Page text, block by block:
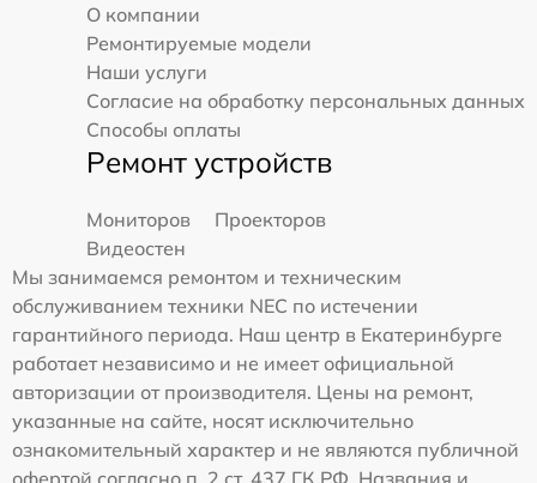
О компании
Ремонтируемые модели
Наши услуги
Согласие на обработку персональных данных
Способы оплаты
Ремонт устройств
Мониторов
Проекторов
Видеостен
Мы занимаемся ремонтом и техническим
обслуживанием техники NEC по истечении
гарантийного периода. Наш центр в Екатеринбурге
работает независимо и не имеет официальной
авторизации от производителя. Цены на ремонт,
указанные на сайте, носят исключительно
ознакомительный характер и не являются публичной
офертой согласно п. 2 ст. 437 ГК РФ. Названия и